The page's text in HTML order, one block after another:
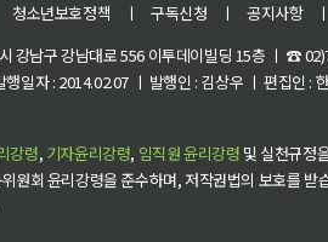
청소년보호정책 ㅣ 구독신청 ㅣ 공지사항 ㅣ
강남구 강남대로 556 이투데이빌딩 15층 ㅣ ☎
일자 : 2014.02.07 ㅣ 발행인 : 김상우 ㅣ 편집인 :
강령, 기자윤리강령, 임직원 윤리강령 및 실천규정
원회 윤리강령을 준수하며, 저작권법의 보호를 받